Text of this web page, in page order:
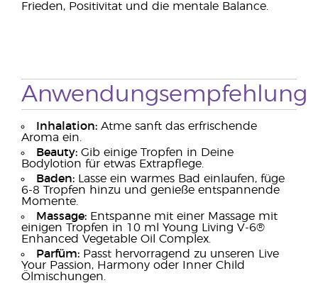
Frieden, Positivitat und die mentale Balance.
Anwendungsempfehlung
Inhalation: Atme sanft das erfrischende
Aroma ein.
Beauty: Gib einige Tropfen in Deine
Bodylotion für etwas Extrapflege.
Baden: Lasse ein warmes Bad einlaufen, füge
6-8 Tropfen hinzu und genieße entspannende
Momente.
Massage: Entspanne mit einer Massage mit
einigen Tropfen in 10 ml Young Living V-6®
Enhanced Vegetable Oil Complex.
Parfüm: Passt hervorragend zu unseren Live
Your Passion, Harmony oder Inner Child
Ölmischungen.